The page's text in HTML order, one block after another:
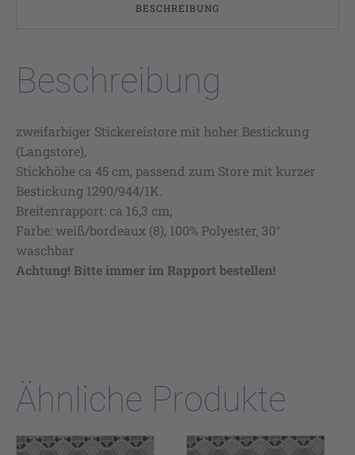
BESCHREIBUNG
Beschreibung
zweifarbiger Stickereistore mit hoher Bestickung
(Langstore),
Stickhöhe ca 45 cm, passend zum Store mit kurzer
Bestickung 1290/944/1K.
Breitenrapport: ca 16,3 cm,
Farbe: weiß/bordeaux (8), 100% Polyester, 30°
waschbar
Achtung! Bitte immer im Rapport bestellen!
Ähnliche Produkte